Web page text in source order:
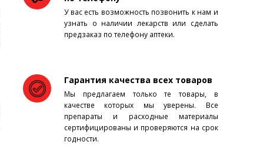
У вас есть возможность позвонить к нам и
узнать о наличии лекарств или сделать
предзаказ по телефону аптеки.
Гарантия качества всех товаров
Мы предлагаем только те товары, в
качестве которых мы уверены. Все
препараты и расходные материалы
сертифицированы и проверяются на срок
годности.